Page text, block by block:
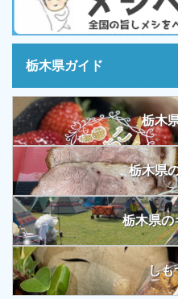
栃木県ガイド
栃木
栃木県
栃木県の
しも